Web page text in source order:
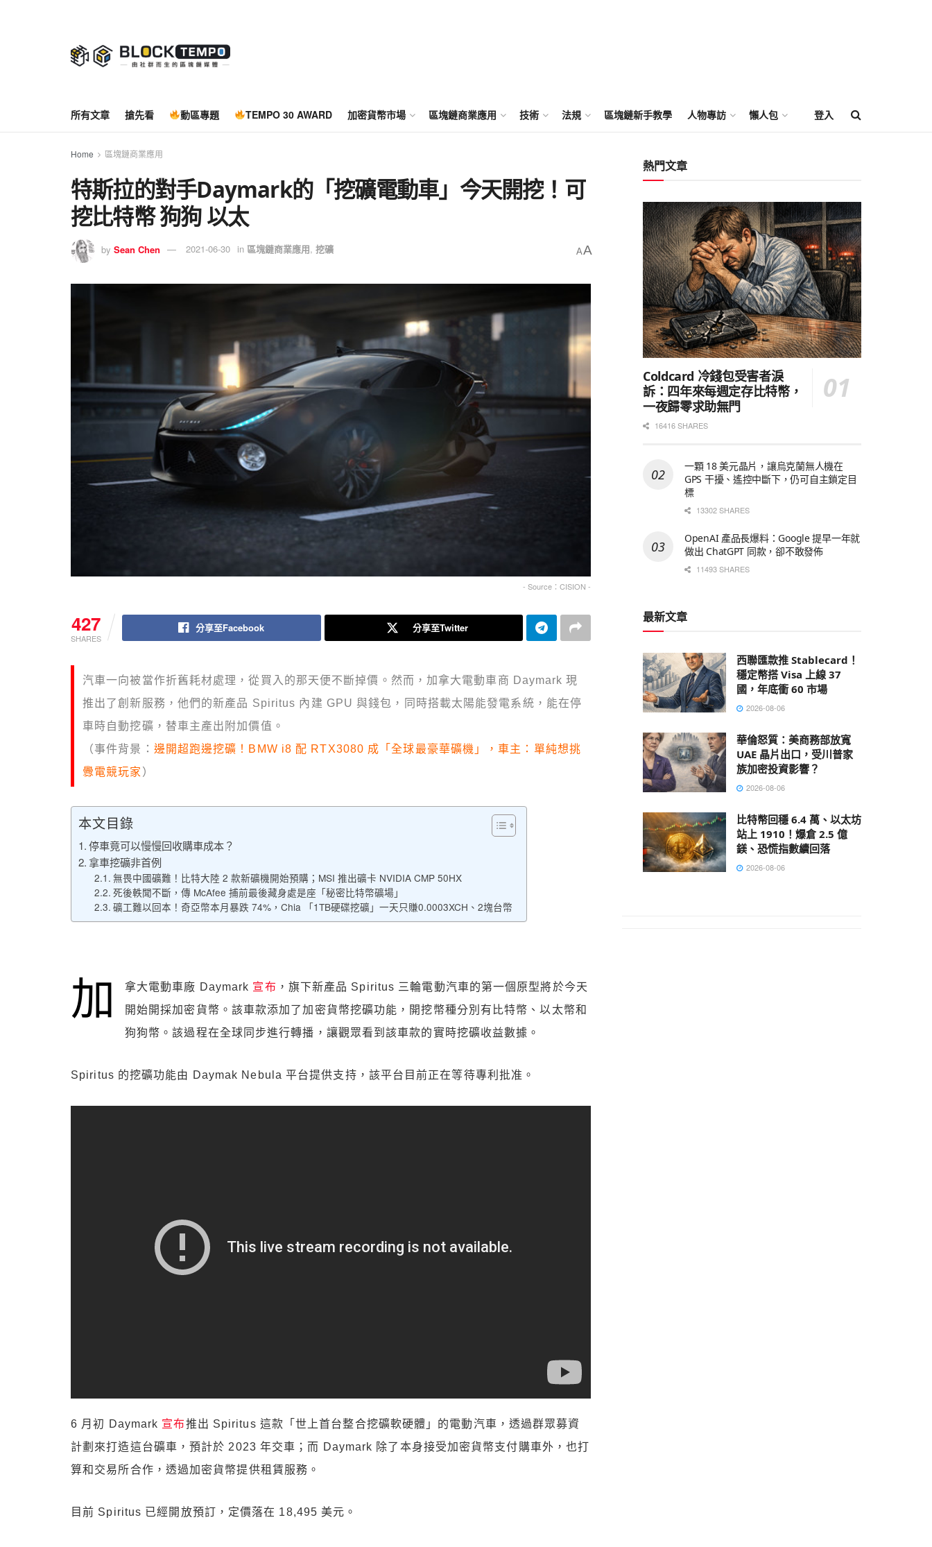
所有文章 搶先看 動區專題 TEMPO 30 AWARD 加密貨幣市場 區塊鏈商業應用 技術 法規 區塊鏈新手教學 人物專訪 懶人包 登入
Home 區塊鏈商業應用
特斯拉的對手Daymark的「挖礦電動車」今天開挖！可
挖比特幣 狗狗 以太
by Sean Chen 2021-06-30 in 區塊鏈商業應用, 挖礦 AA
- Source：CISION -
427
SHARES
分享至Facebook 分享至Twitter
汽車一向被當作折舊耗材處理，從買入的那天便不斷掉價。然而，加拿大電動車商 Daymark 現
推出了創新服務，他們的新產品 Spiritus 內建 GPU 與錢包，同時搭載太陽能發電系統，能在停
車時自動挖礦，替車主產出附加價值。
（事件背景： 邊開超跑邊挖礦！BMW i8 配 RTX3080 成「全球最豪華礦機」，車主：單純想挑
釁電競玩家 ）
本文目錄
停車竟可以慢慢回收購車成本？
拿車挖礦非首例
無畏中國礦難！比特大陸 2 款新礦機開始預購；MSI 推出礦卡 NVIDIA CMP 50HX
死後軼聞不斷，傳 McAfee 捕前最後藏身處是座「秘密比特幣礦場」
礦工難以回本！奇亞幣本月暴跌 74%，Chia 「1TB硬碟挖礦」一天只賺0.0003XCH、2塊台幣
加 拿大電動車廠 Daymark 宣布 ，旗下新產品 Spiritus 三輪電動汽車的第一個原型將於今天
開始開採加密貨幣。該車款添加了加密貨幣挖礦功能，開挖幣種分別有比特幣、以太幣和
狗狗幣。該過程在全球同步進行轉播，讓觀眾看到該車款的實時挖礦收益數據。
Spiritus 的挖礦功能由 Daymak Nebula 平台提供支持，該平台目前正在等待專利批准。
6 月初 Daymark 宣布推出 Spiritus 這款「世上首台整合挖礦軟硬體」的電動汽車，透過群眾募資
計劃來打造這台礦車，預計於 2023 年交車；而 Daymark 除了本身接受加密貨幣支付購車外，也打
算和交易所合作，透過加密貨幣提供租賃服務。
目前 Spiritus 已經開放預訂，定價落在 18,495 美元。
熱門文章
Coldcard 冷錢包受害者淚
訴：四年來每週定存比特幣，
一夜歸零求助無門
16416 SHARES
一顆 18 美元晶片，讓烏克蘭無人機在
GPS 干擾、遙控中斷下，仍可自主鎖定目
標
13302 SHARES
OpenAI 產品長爆料：Google 提早一年就
做出 ChatGPT 同款，卻不敢發佈
11493 SHARES
最新文章
西聯匯款推 Stablecard！
穩定幣搭 Visa 上線 37
國，年底衝 60 市場
2026-08-06
華倫怒質：美商務部放寬
UAE 晶片出口，受川普家
族加密投資影響？
2026-08-06
比特幣回穩 6.4 萬、以太坊
站上 1910！爆倉 2.5 億
鎂、恐慌指數續回落
2026-08-06